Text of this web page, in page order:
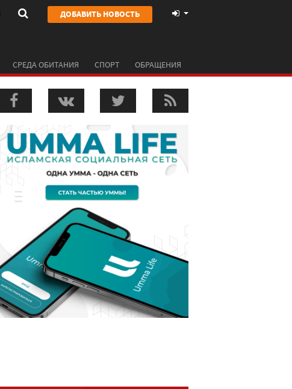
ДОБАВИТЬ НОВОСТЬ
СРЕДА ОБИТАНИЯ СПОРТ ОБРАЩЕНИЯ